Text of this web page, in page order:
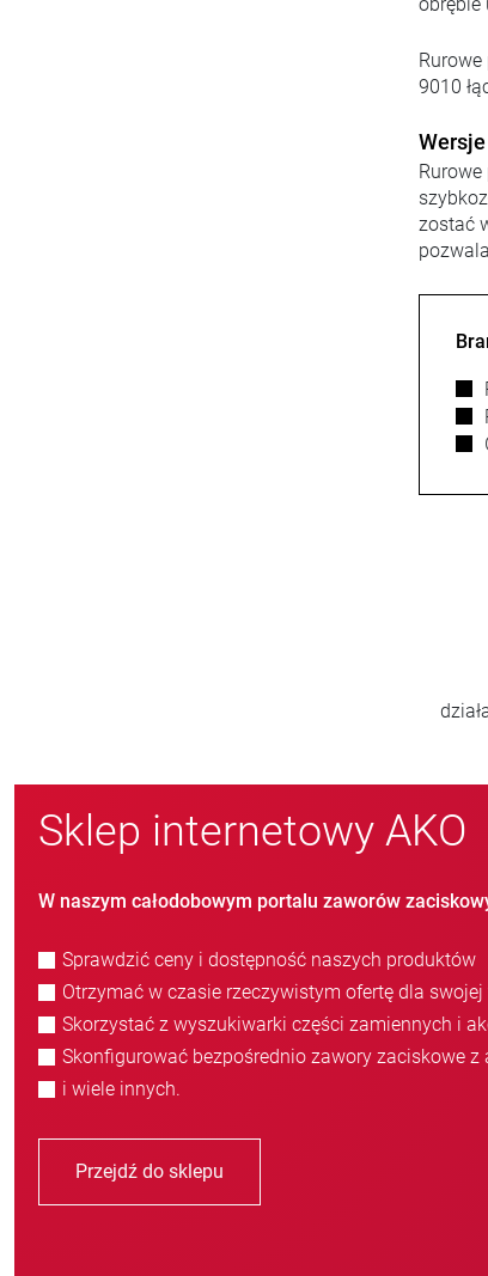
9010
Sklep internetowy AKO
W naszym całodobowym portalu zaworów
Sprawdzić ceny i dostępność naszych produktów
Otrzymać w czasie rzeczywistym ofertę dla swojej
Skorzystać z wyszukiwarki części zamiennych i
Skonfigurować bezpośrednio zawory zaciskowe z
i wiele innych.
Przejdź do sklepu